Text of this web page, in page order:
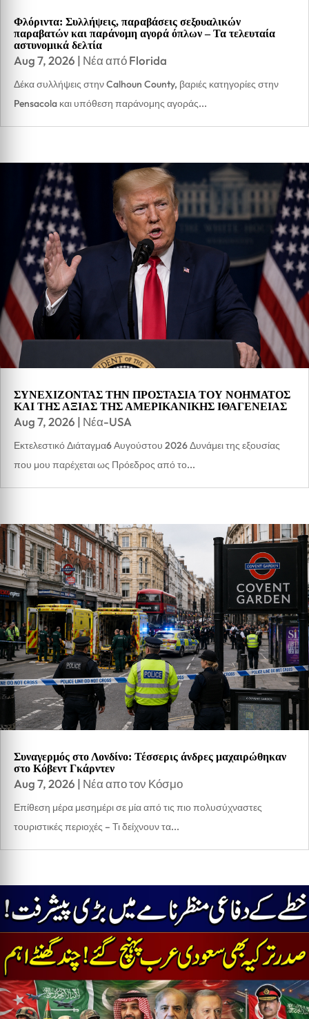
Φλόριντα: Συλλήψεις, παραβάσεις σεξουαλικών
παραβατών και παράνομη αγορά όπλων – Τα τελευταία
αστυνομικά δελτία
Aug 7, 2026 | Νέα από Florida
Δέκα συλλήψεις στην Calhoun County, βαριές κατηγορίες στην
Pensacola και υπόθεση παράνομης αγοράς...
ΣΥΝΕΧΙΖΟΝΤΑΣ ΤΗΝ ΠΡΟΣΤΑΣΙΑ ΤΟΥ ΝΟΗΜΑΤΟΣ
ΚΑΙ ΤΗΣ ΑΞΙΑΣ ΤΗΣ ΑΜΕΡΙΚΑΝΙΚΗΣ ΙΘΑΓΕΝΕΙΑΣ
Aug 7, 2026 | Νέα-USA
Εκτελεστικό Διάταγμα6 Αυγούστου 2026 Δυνάμει της εξουσίας
που μου παρέχεται ως Πρόεδρος από το...
Συναγερμός στο Λονδίνο: Τέσσερις άνδρες μαχαιρώθηκαν
στο Κόβεντ Γκάρντεν
Aug 7, 2026 | Νέα απο τον Κόσμο
Επίθεση μέρα μεσημέρι σε μία από τις πιο πολυσύχναστες
τουριστικές περιοχές – Τι δείχνουν τα...